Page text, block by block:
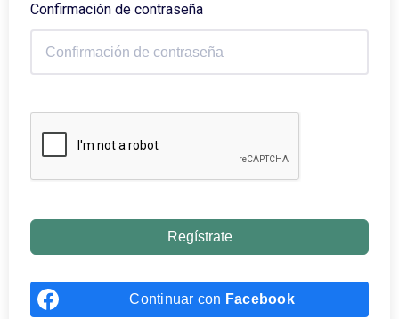
Confirmación de contraseña
Regístrate
Continuar con Facebook